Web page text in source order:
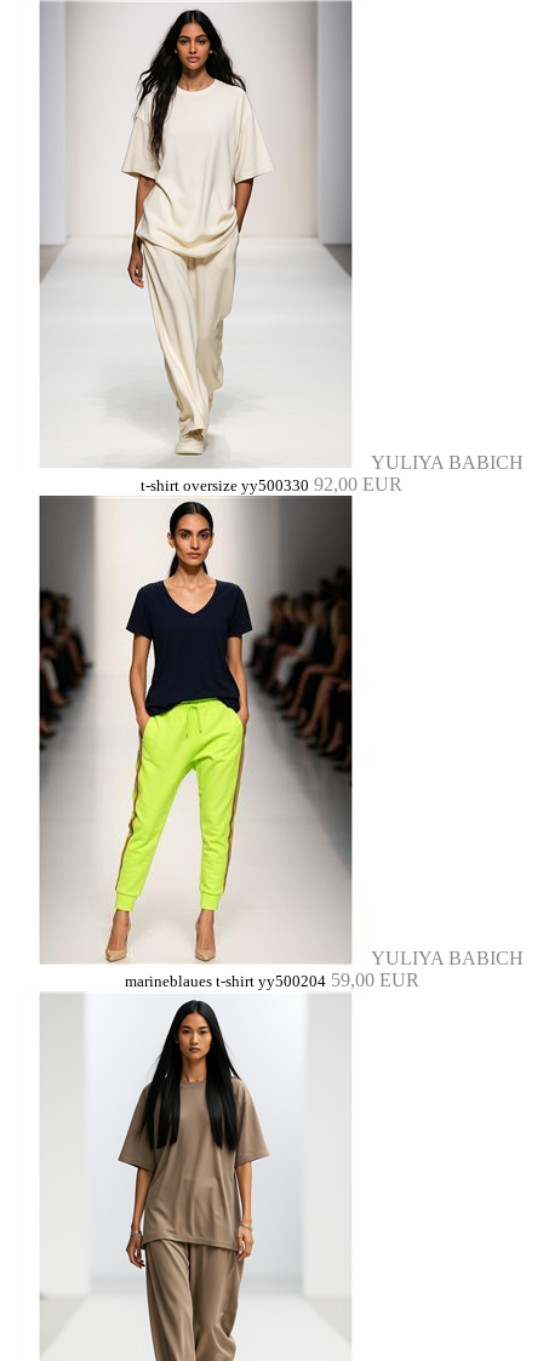
YULIYA BABICH
t-shirt oversize yy500330 92,00 EUR
YULIYA BABICH
marineblaues t-shirt yy500204 59,00 EUR